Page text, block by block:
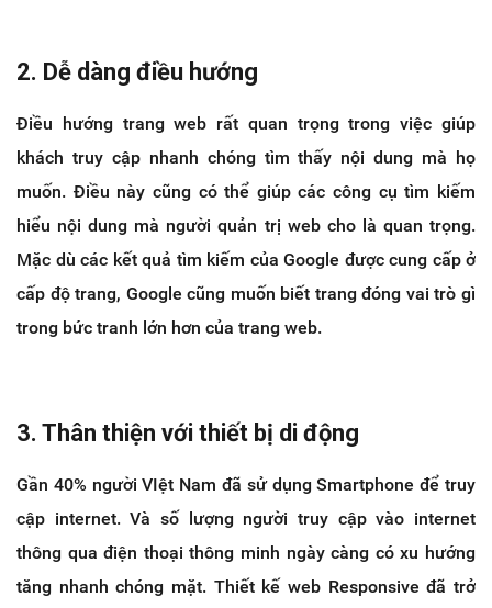
2. Dễ dàng điều hướng
Điều hướng trang web rất quan trọng trong việc giúp
khách truy cập nhanh chóng tìm thấy nội dung mà họ
muốn. Điều này cũng có thể giúp các công cụ tìm kiếm
hiểu nội dung mà người quản trị web cho là quan trọng.
Mặc dù các kết quả tìm kiếm của Google được cung cấp ở
cấp độ trang, Google cũng muốn biết trang đóng vai trò gì
trong bức tranh lớn hơn của trang web.
3. Thân thiện với thiết bị di động
Gần 40% người VIệt Nam đã sử dụng Smartphone để truy
cập internet. Và số lượng người truy cập vào internet
thông qua điện thoại thông minh ngày càng có xu hướng
tăng nhanh chóng mặt. Thiết kế web Responsiveđã trở